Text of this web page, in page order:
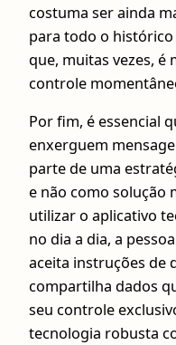
costuma ser ainda
para todo o histórico
que, muitas vezes, é
controle
Por fim, é essencial
enxerguem
parte de uma
e não como solução
utilizar o aplicativo
no dia a dia, a
aceita instruções de
compartilha dados
seu controle
tecnologia robusta